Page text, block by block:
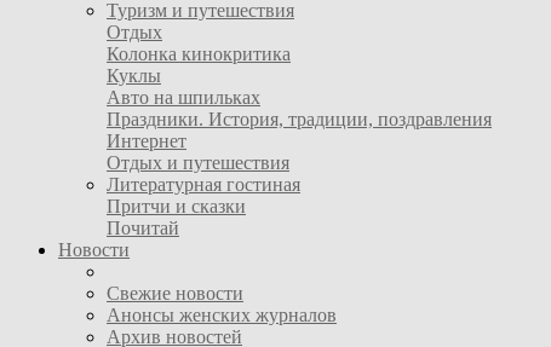
Туризм и путешествия
Отдых
Колонка кинокритика
Куклы
Авто на шпильках
Праздники. История, традиции, поздравления
Интернет
Отдых и путешествия
Литературная гостиная
Притчи и сказки
Почитай
Новости
Свежие новости
Анонсы женских журналов
Архив новостей